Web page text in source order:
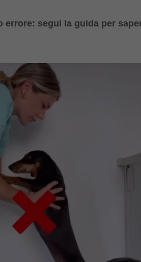
errore: segui la guida per